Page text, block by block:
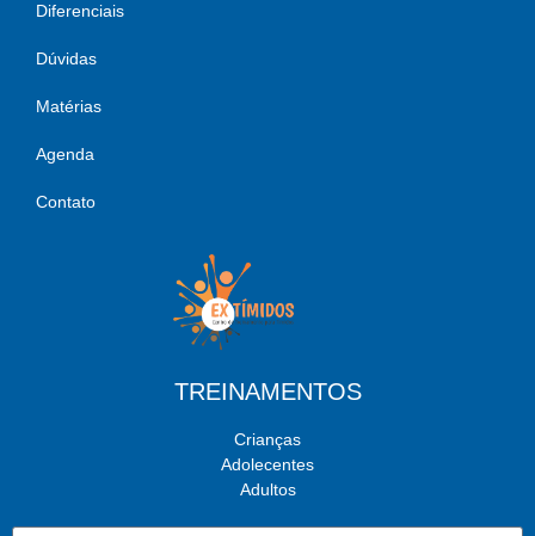
Diferenciais
Dúvidas
Matérias
Agenda
Contato
TREINAMENTOS
Crianças
Adolecentes
Adultos